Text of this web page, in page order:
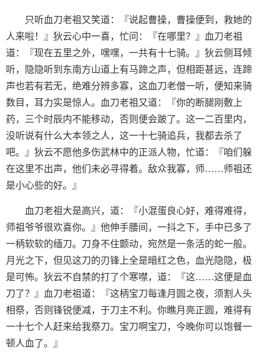
只听血刀老祖又笑道：『说起曹操，曹操便到，救她的
人来啦！』狄云心中一喜，忙问：『在哪里？』血刀老祖
道：『现在五里之外，嘿嘿，一共有十七骑。』狄云侧耳倾
听，隐隐听到东南方山道上有马蹄之声，但相距甚远，连蹄
声也若有若无，绝难分辨多寡，这血刀老僧一听，便知来骑
数目，耳力实是惊人。血刀老祖又道：『你的断腿刚敷上
药，三个时辰内不能移动，否则便会跛了。这一二百里内，
没听说有什么大本领之人，这一十七骑追兵，我都去杀了
吧。』狄云不愿他多伤武林中的正派人物，忙道：『咱们躲
在这里不出声，他们未必寻得着。敌众我寡，师……师祖还
是小心些的好。』
血刀老祖大是高兴，道：『小混蛋良心好，难得难得，
师祖爷爷很欢喜你。』他伸手腰间，一抖之下，手中已多了
一柄软软的缅刀。刀身不住颤动，宛然是一条活的蛇一般。
月光之下，但见这刀的刃锋上全是暗红之色，血光隐隐，极
是可怖。狄云不自禁的打了个寒噤，道：『这……这便是血
刀了？』血刀老祖道：『这柄宝刀每逢月圆之夜，须割人头
相祭，否则锋锐便减，于刀主不利。你瞧月亮正圆，难得有
一十七个人赶来给我祭刀。宝刀啊宝刀，今晚你可以饱餐一
顿人血了。』